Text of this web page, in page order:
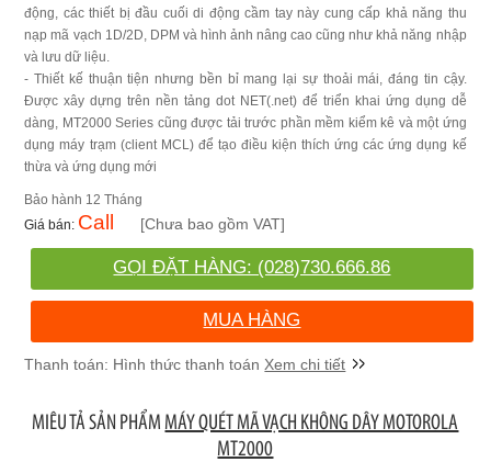
động, các thiết bị đầu cuối di động cầm tay này cung cấp khả năng thu
nạp mã vạch 1D/2D, DPM và hình ảnh nâng cao cũng như khả năng nhập
và lưu dữ liệu.
- Thiết kế thuận tiện nhưng bền bỉ mang lại sự thoải mái, đáng tin cậy.
Được xây dựng trên nền tảng dot NET(.net) để triển khai ứng dụng dễ
dàng, MT2000 Series cũng được tải trước phần mềm kiểm kê và một ứng
dụng máy trạm (client MCL) để tạo điều kiện thích ứng các ứng dụng kế
thừa và ứng dụng mới
12 Tháng
Call [Chưa bao gồm VAT]
GỌI ĐẶT HÀNG: (028)730.666.86
MUA HÀNG
Xem chi tiết
MIÊU TẢ SẢN PHẨM MÁY QUÉT MÃ VẠCH KHÔNG DÂY MOTOROLA
MT2000